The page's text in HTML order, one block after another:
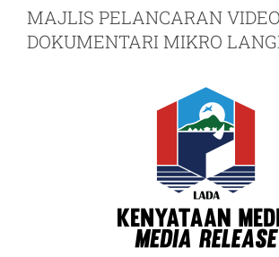
MAJLIS PELANCARAN VIDEO
DOKUMENTARI MIKRO